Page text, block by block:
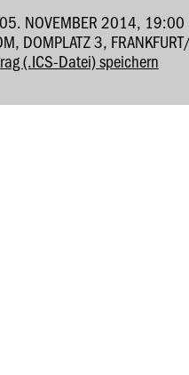
NOVEMBER 2014, 19:00
DOMPLATZ 3,
(.ICS-Datei) speichern